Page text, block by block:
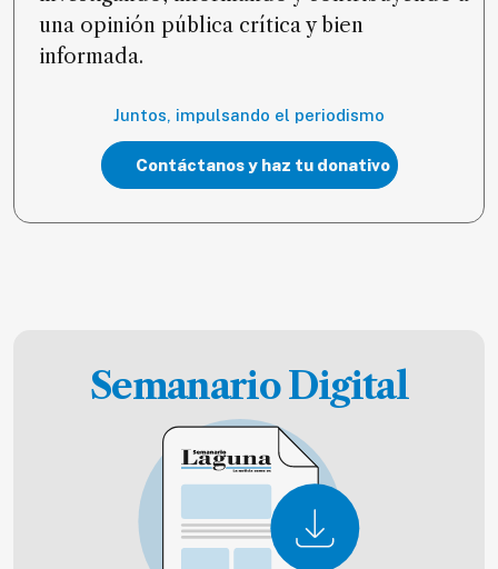
una opinión pública crítica y bien
informada.
Juntos, impulsando el periodismo
Contáctanos y haz tu donativo
Semanario Digital